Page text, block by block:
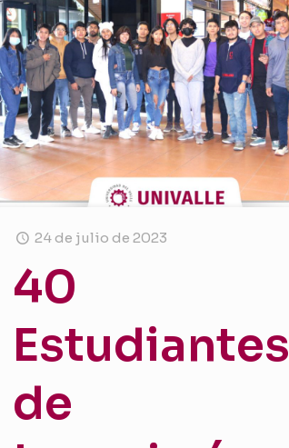
24 de julio de 2023
40
Estudiantes
de